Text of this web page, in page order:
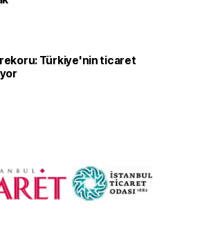
Türkiye'nin ticaret